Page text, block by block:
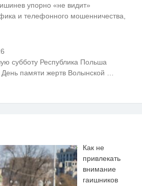
упорно «не видит»
и телефонного мошенничества,
субботу Республика Польша
памяти жертв Волынской
Как не
привлекать
внимание
гаишников